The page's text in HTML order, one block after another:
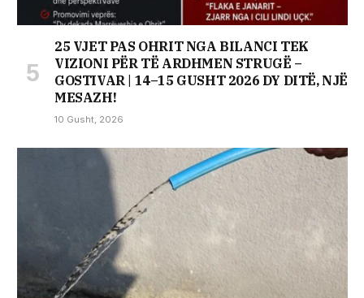
25 VJET PAS OHRIT NGA BILANCI TEK
VIZIONI PËR TË ARDHMEN STRUGË –
GOSTIVAR | 14–15 GUSHT 2026 DY DITË, NJË
MESAZH!
10 Gusht, 2026